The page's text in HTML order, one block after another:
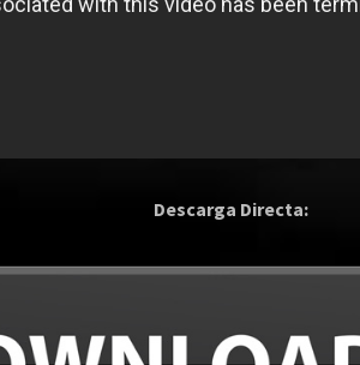
Descarga Directa: